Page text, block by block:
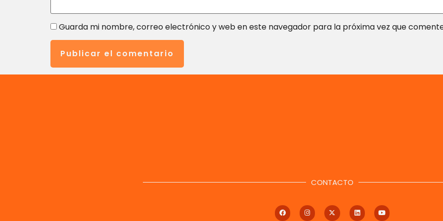
Guarda mi nombre, correo electrónico y web en este navegador para la próxima vez que
CONTACTO